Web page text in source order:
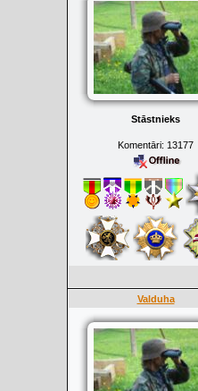
Stāstnieks
Komentāri: 13177
Valduha